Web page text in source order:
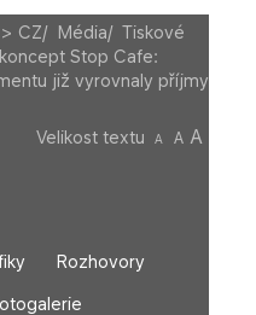
CZ/ Média/ Tiskové
Stop Cafe:
již vyrovnaly příjmy
Velikost textu
A A A
Rozhovory